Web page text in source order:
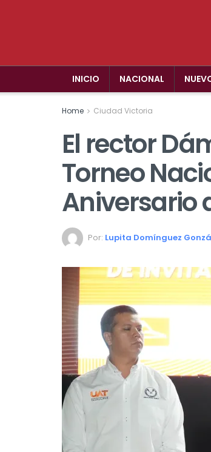
INICIO NACIONAL
Home Ciudad Victoria
El rector
Torneo
Aniversario
Por: Lupita Domínguez